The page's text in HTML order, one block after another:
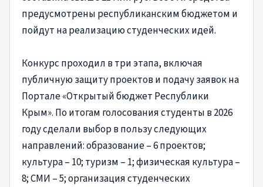
предусмотрены республиканским бюджетом и
пойдут на реализацию студенческих идей.
Конкурс проходил в три этапа, включая
публичную защиту проектов и подачу заявок на
Портале «Открытый бюджет Республики
Крым». По итогам голосования студенты в 2026
году сделали выбор в пользу следующих
направлений: образование – 6 проектов;
культура – 10; туризм – 1; физическая культура –
8; СМИ – 5; организация студенческих